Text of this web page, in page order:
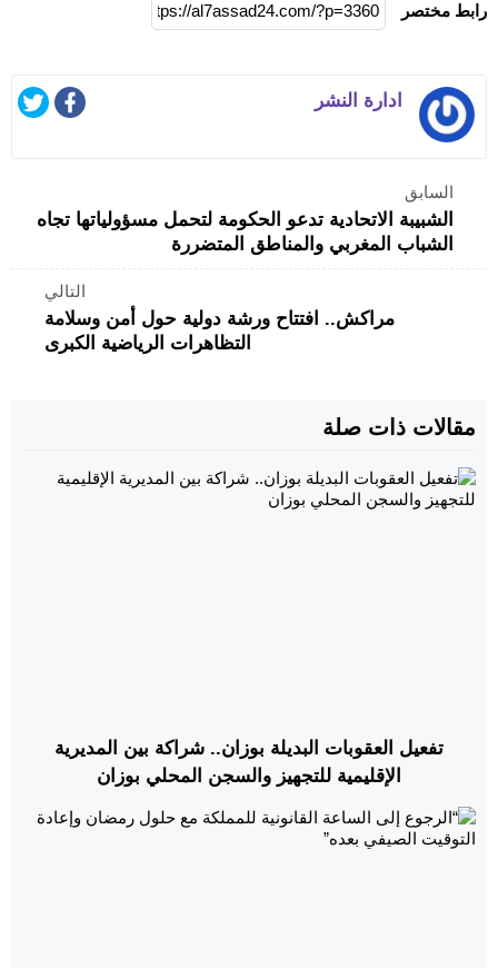
رابط مختصر
ادارة النشر
السابق
الشبيبة الاتحادية تدعو الحكومة لتحمل مسؤولياتها تجاه
الشباب المغربي والمناطق المتضررة
التالي
مراكش.. افتتاح ورشة دولية حول أمن وسلامة
التظاهرات الرياضية الكبرى
مقالات ذات صلة
تفعيل العقوبات البديلة بوزان.. شراكة بين المديرية
الإقليمية للتجهيز والسجن المحلي بوزان